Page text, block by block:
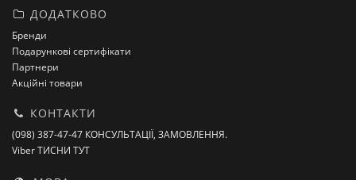
ДОДАТКОВО
Бренди
Подарункові сертифікати
Партнери
Акційні товари
КОНТАКТИ
(098) 387-47-47 КОНСУЛЬТАЦІЇ, ЗАМОВЛЕННЯ.
Viber ТИСНИ ТУТ